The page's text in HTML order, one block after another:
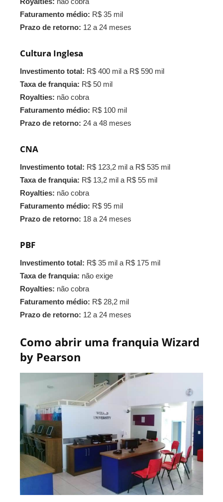
Faturamento médio: R$ 35 mil
Prazo de retorno: 12 a 24 meses
Cultura Inglesa
Investimento total: R$ 400 mil a R$ 590 mil
Taxa de franquia: R$ 50 mil
Royalties: não cobra
Faturamento médio: R$ 100 mil
Prazo de retorno: 24 a 48 meses
CNA
Investimento total: R$ 123,2 mil a R$ 535 mil
Taxa de franquia: R$ 13,2 mil a R$ 55 mil
Royalties: não cobra
Faturamento médio: R$ 95 mil
Prazo de retorno: 18 a 24 meses
PBF
Investimento total: R$ 35 mil a R$ 175 mil
Taxa de franquia: não exige
Royalties: não cobra
Faturamento médio: R$ 28,2 mil
Prazo de retorno: 12 a 24 meses
Como abrir uma franquia Wizard
by Pearson